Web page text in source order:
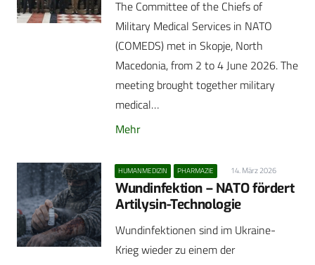
The Committee of the Chiefs of
Military Medical Services in NATO
(COMEDS) met in Skopje, North
Macedonia, from 2 to 4 June 2026. The
meeting brought together military
medical…
Mehr
HUMANMEDIZIN PHARMAZIE 14. März 2026
Wundinfektion – NATO fördert
Artilysin-Technologie
Wundinfektionen sind im Ukraine-
Krieg wieder zu einem der